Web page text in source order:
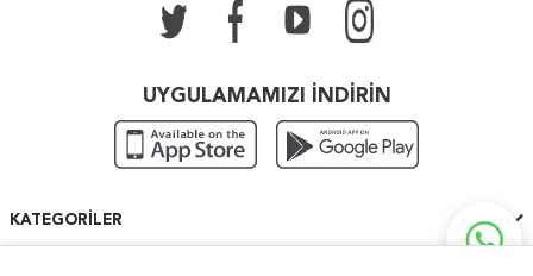
UYGULAMAMIZI İNDİRİN
KATEGORILER